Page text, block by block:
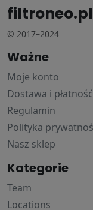
filtroneo.pl
© 2017–2024
Ważne
Moje konto
Dostawa i płatność
Regulamin
Polityka
Nasz sklep
Kategorie
Team
Locations